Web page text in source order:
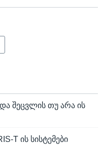
შეცვლის თუ არა ის
T ის სისტემები